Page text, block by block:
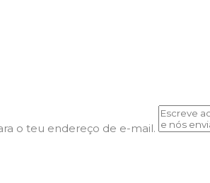
o teu endereço de e-mail.